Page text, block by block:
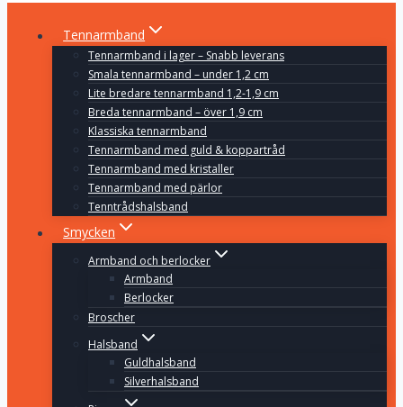
Tennarmband
Tennarmband i lager – Snabb leverans
Smala tennarmband – under 1,2 cm
Lite bredare tennarmband 1,2-1,9 cm
Breda tennarmband – över 1,9 cm
Klassiska tennarmband
Tennarmband med guld & koppartråd
Tennarmband med kristaller
Tennarmband med pärlor
Tenntrådshalsband
Smycken
Armband och berlocker
Armband
Berlocker
Broscher
Halsband
Guldhalsband
Silverhalsband